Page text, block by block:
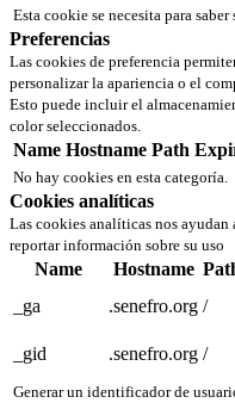
Esta cookie se necesita para
Preferencias
Las cookies de preferencia
personalizar la apariencia o el
Esto puede incluir el
color seleccionados.
Name Hostname Path
No hay cookies en esta categoría.
Cookies analíticas
Las cookies analíticas nos
reportar información sobre su uso
Name Hostname
_ga
.senefro.org /
_gid
.senefro.org /
Generar un identificador de